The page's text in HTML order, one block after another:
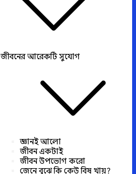
জীবনের আরেকটি সুযোগ
জ্ঞানই আলো
জীবন একটাই
জীবন উপভোগ করো
জেনে বুঝে কি কেউ বিষ খায়?